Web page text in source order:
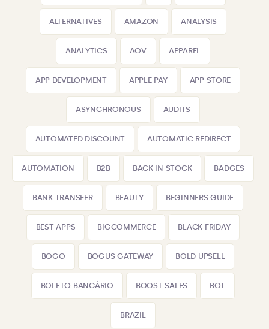
ALTERNATIVES AMAZON ANALYSIS
ANALYTICS AOV APPAREL
APP DEVELOPMENT APPLE PAY APP STORE
ASYNCHRONOUS AUDITS
AUTOMATED DISCOUNT AUTOMATIC REDIRECT
AUTOMATION B2B BACK IN STOCK BADGES
BANK TRANSFER BEAUTY BEGINNERS GUIDE
BEST APPS BIGCOMMERCE BLACK FRIDAY
BOGO BOGUS GATEWAY BOLD UPSELL
BOLETO BANCÁRIO BOOST SALES BOT
BRAZIL